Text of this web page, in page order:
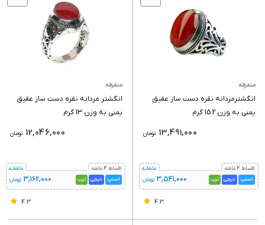
متفرقه
انگشترمردانه نقره دست ساز عقیق
یمنی به وزن 15.2 گرم
تومان 13,491,000
اقساط 4 ماهه
اسنپ
دیجی ترب 3,541,000 تومان
ماهانه
4.3
متفرقه
انگشتر مردانه نقره دست ساز عقیق
یمنی به وزن 13 گرم
تومان 12,046,000
اقساط 4 ماهه
اسنپ
دیجی ترب 3,162,000 تومان
ماهانه
4.3